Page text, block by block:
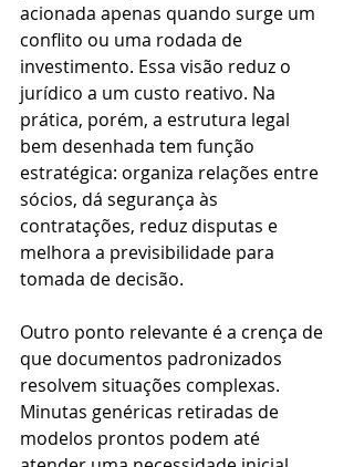
acionada apenas quando surge um
conflito ou uma rodada de
investimento. Essa visão reduz o
jurídico a um custo reativo. Na
prática, porém, a estrutura legal
bem desenhada tem função
estratégica: organiza relações entre
sócios, dá segurança às
contratações, reduz disputas e
melhora a previsibilidade para
tomada de decisão.
Outro ponto relevante é a crença de
que documentos padronizados
resolvem situações complexas.
Minutas genéricas retiradas de
modelos prontos podem até